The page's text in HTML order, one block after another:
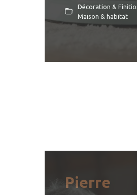
Décoration &
Maison & habitat
READ
Pierre